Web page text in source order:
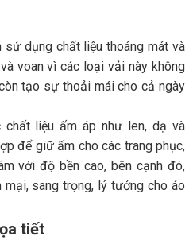
sử dụng chất liệu thoáng mát và
voan vì các loại vải này không
tạo sự thoải mái cho cả ngày
chất liệu ấm áp như len, dạ và
để giữ ấm cho các trang phục,
với độ bền cao, bên cạnh đó,
sang trọng, lý tưởng cho áo
tiết